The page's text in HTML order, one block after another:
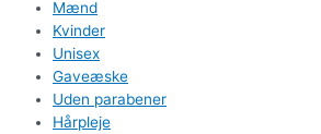
Mænd
Kvinder
Unisex
Gaveæske
Uden parabener
Hårpleje